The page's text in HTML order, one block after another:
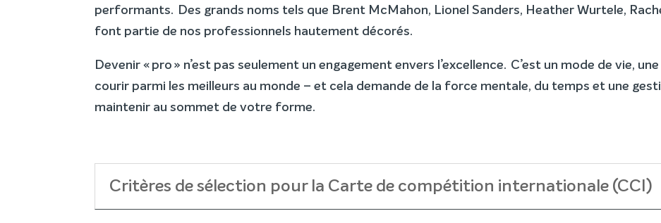
performants. Des grands noms tels que Brent McMahon, Lionel Sanders, Heather Wurtele,
font partie de nos professionnels hautement décorés.
Devenir « pro » n’est pas seulement un engagement envers l’excellence. C’est un mode de vie,
courir parmi les meilleurs au monde – et cela demande de la force mentale, du temps et une
maintenir au sommet de votre forme.
Critères de sélection pour la Carte de compétition internationale (CCI)